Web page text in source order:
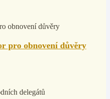
pro obnovení důvěry